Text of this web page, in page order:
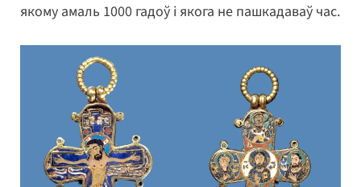
якому амаль 1000 гадоў і якога не пашкадаваў час.